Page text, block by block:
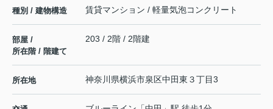
種別 / 建物構造 賃貸マンション / 軽量気泡コンクリート
部屋 /
所在階 / 階建て
203 / 2階 / 2階建
所在地 神奈川県横浜市泉区中田東 ３丁目3